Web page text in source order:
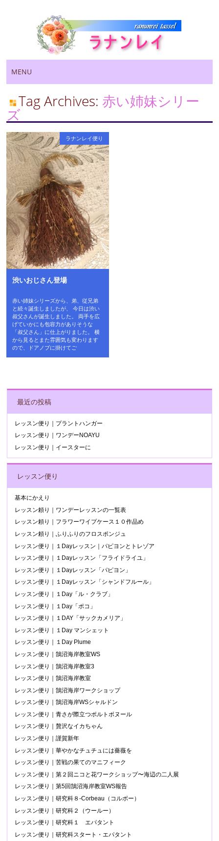
Main menu
to
MENU
Tag Archives: 赤い姉妹シリー
ズ
ラナンレイ便り
渋いおじさん登場
赤い姉妹シリーズから、弟、従兄弟
と続々誕生しましたが、 今日は渋い
叔父さんが誕生しました。 両手を広
げていかにも包容力がありそうな
「叔父さん」に仕上がりました。 横
から見るとまた雰囲気も変わります
ので、ドアノブに掛けてご
最近の投稿
レッスン便り｜プラントハンガー
レッスン便り｜ワンデーNOAYU
レッスン便り｜イースターに
レッスン便り
基本にかえり
レッスン頼り｜ワンデーレッスンの一覧表
レッスン頼り｜フラワーワイプケース１０作品め
レッスン頼り｜ふりふりのフロスポンジュ
レッスン便り｜１Dayレッスン｜パピヨンとトレゾア
レッスン便り｜１Dayレッスン「フライドライユ」
レッスン便り｜１Dayレッスン「パピヨン」
レッスン便り｜１Dayレッスン「シャンドフルール」
レッスン便り｜１Day「ル・クラブ」
レッスン便り｜１Day「ポコ」
レッスン便り｜１DAY「サックカメリア」
レッスン便り｜１Day マンシェット
レッスン便り｜１Day Plume
レッスン便り｜鵠沼海岸教室WS
レッスン便り｜鵠沼海岸教室3
レッスン便り｜鵠沼海岸教室
レッスン便り｜鵠沼海岸ワークショップ
レッスン便り｜鵠沼海岸WSシャルドン
レッスン便り｜青さが際立つポルトボヌール
レッスン便り｜贅沢なイカちゃん
レッスン便り｜謹賀新年
レッスン便り｜華やかなチュチュには薔薇を
レッスン便り｜苦戦の果てのマニフィーク
レッスン便り｜第２回ニコと花ワークショップ〜海辺の二人展
レッスン便り｜第5回鵠沼海岸教室WS報告
レッスン便り｜研究科８-Corbeau（コルボー）
レッスン便り｜研究科２（ウールー）
レッスン便り｜研究科１ エパタント
レッスン便り｜研究科スタート・エパタント